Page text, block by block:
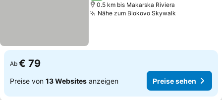
0.5 km bis Makarska Riviera
Nähe zum Biokovo Skywalk
Ab € 79
Preise von 13 Websites anzeigen Preise sehen